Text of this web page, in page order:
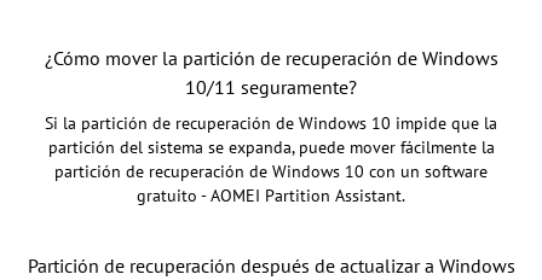
¿Cómo mover la partición de recuperación de Windows
10/11 seguramente?
Si la partición de recuperación de Windows 10 impide que la
partición del sistema se expanda, puede mover fácilmente la
partición de recuperación de Windows 10 con un software
gratuito - AOMEI Partition Assistant.
Partición de recuperación después de actualizar a Windows